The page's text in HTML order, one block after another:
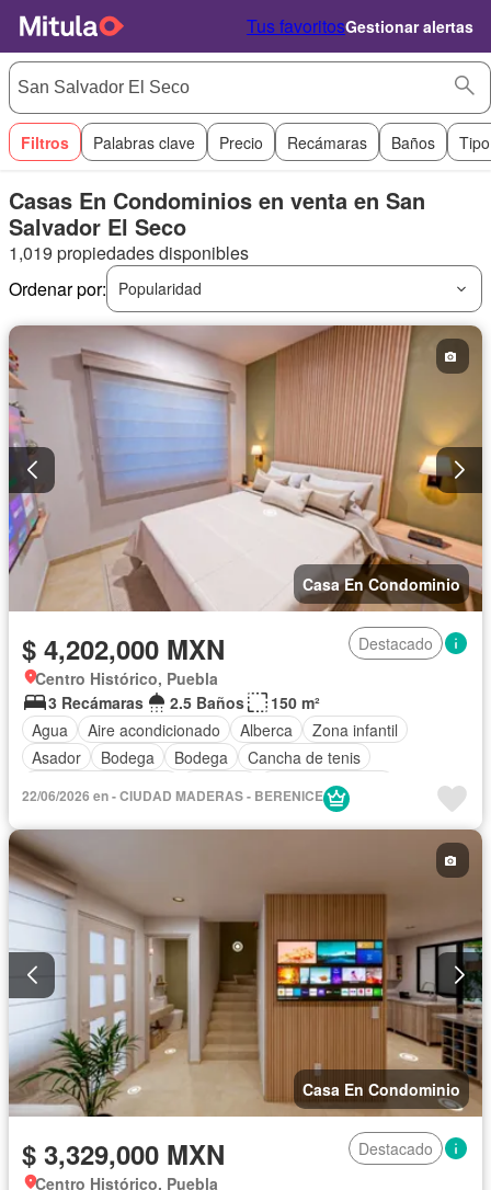
Tus favoritosGestionar alertas
Filtros Palabras clave Precio Recámaras Baños
Casas En Condominios en venta en San
Salvador El Seco
1,019 propiedades disponibles
Ordenar por:
Popularidad
Casa En Condominio
$ 4,202,000 MXN
Destacado
Centro Histórico, Puebla
3 Recámaras
2.5 Baños
150 m²
Agua
Aire acondicionado Alberca
Zona infantil
Asador
Bodega Bodega
Cancha de tenis
Cocina equipada
Cuarto de servicio
Electricidad
Jacuzzi
Sala polivalente
Sauna Seguridad
Vista panorámica
Zonas verdes
Sin amueblar
22/06/2026 en - CIUDAD MADERAS - BERENICE
Casa En Condominio
$ 3,329,000 MXN
Destacado
Centro Histórico, Puebla